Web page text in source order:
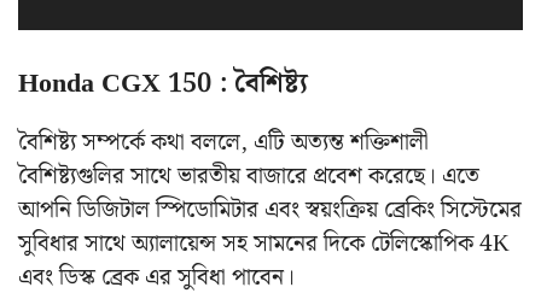
Honda CGX 150 : বৈশিষ্ট্য
বৈশিষ্ট্য সম্পর্কে কথা বললে, এটি অত্যন্ত শক্তিশালী
বৈশিষ্ট্যগুলির সাথে ভারতীয় বাজারে প্রবেশ করেছে। এতে
আপনি ডিজিটাল স্পিডোমিটার এবং স্বয়ংক্রিয় ব্রেকিং সিস্টেমের
সুবিধার সাথে অ্যালায়েন্স সহ সামনের দিকে টেলিস্কোপিক 4K
এবং ডিস্ক ব্রেক এর সুবিধা পাবেন।